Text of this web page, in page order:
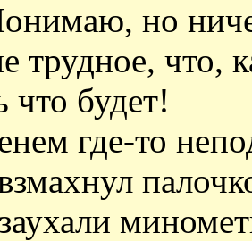
но
трудное, что,
что будет!
где-то